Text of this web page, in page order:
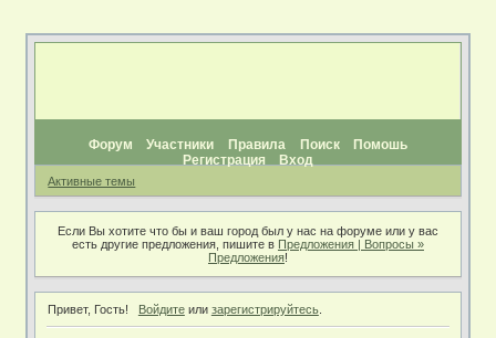
Форум Участники Правила Поиск
Помошь
Регистрация
Вход
Активные темы
Если Вы хотите что бы и ваш город был у нас на форуме или у вас
есть другие предложения, пишите в Предложения | Вопросы »
Предложения!
Привет, Гость! Войдитеили зарегистрируйтесь.